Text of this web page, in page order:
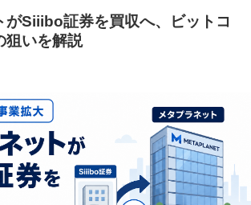
がSiiibo証券を買収へ、ビットコ
狙いを解説